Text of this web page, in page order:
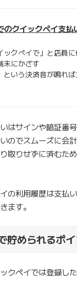
クイックペイ支払
ックペイで」と店員に
末にかざす
という決済音が鳴れ
はサインや暗証番
のでスムーズに会計
取りせずに済むた
の利用履歴は支払
ます。
貯められるポ
クペイでは登録し